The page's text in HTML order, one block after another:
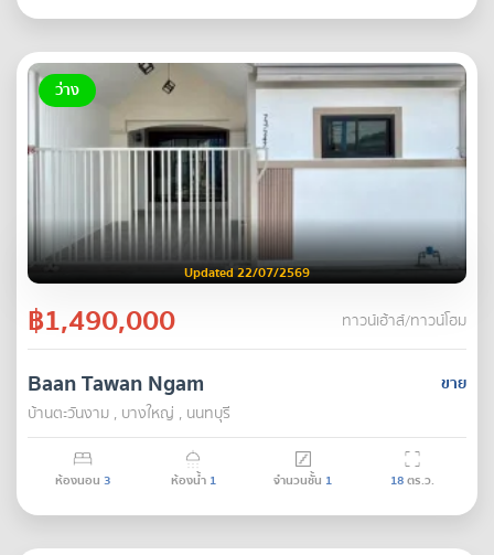
ว่าง
Updated 22/07/2569
฿1,490,000 ทาวน์เฮ้าส์/ทาวน์โฮม
ขาย
Baan Tawan Ngam
บ้านตะวันงาม , บางใหญ่ , นนทบุรี
ห้องนอน 3 ห้องน้ำ 1 จำนวนชั้น 1 18ตร.ว.